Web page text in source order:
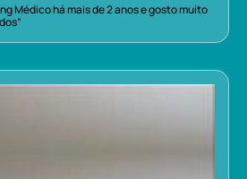
Médico há mais de 2 anos e gosto muito